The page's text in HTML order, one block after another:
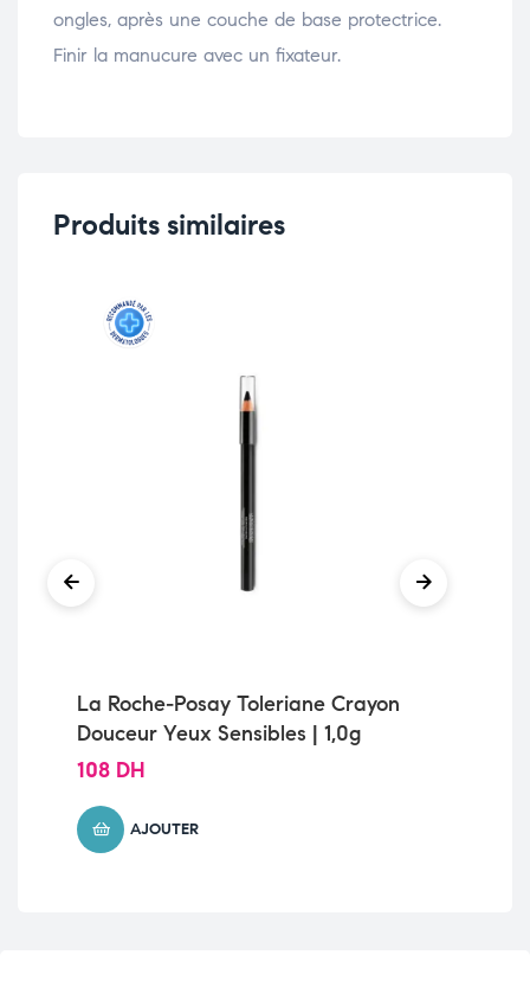
ongles, après une couche de base protectrice.
Finir la manucure avec un fixateur.
Produits similaires
La Roche-Posay Toleriane Crayon
Douceur Yeux Sensibles | 1,0g
108 DH
AJOUTER